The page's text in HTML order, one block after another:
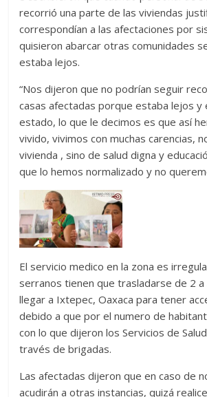
recorrió una parte de las viviendas
correspondían a las afectaciones por
quisieron abarcar otras comunidades
estaba lejos.
“Nos dijeron que no podrían seguir
casas afectadas porque estaba lejos y
estado, lo que le decimos es que así
vivido, vivimos con muchas carencias,
vivienda , sino de salud digna y
que lo hemos normalizado y no
El servicio medico en la zona es
serranos tienen que trasladarse de 2 a
llegar a Ixtepec, Oaxaca para tener
debido a que por el numero de
con lo que dijeron los Servicios de
través de brigadas.
Las afectadas dijeron que en caso de
acudirán a otras instancias, quizá